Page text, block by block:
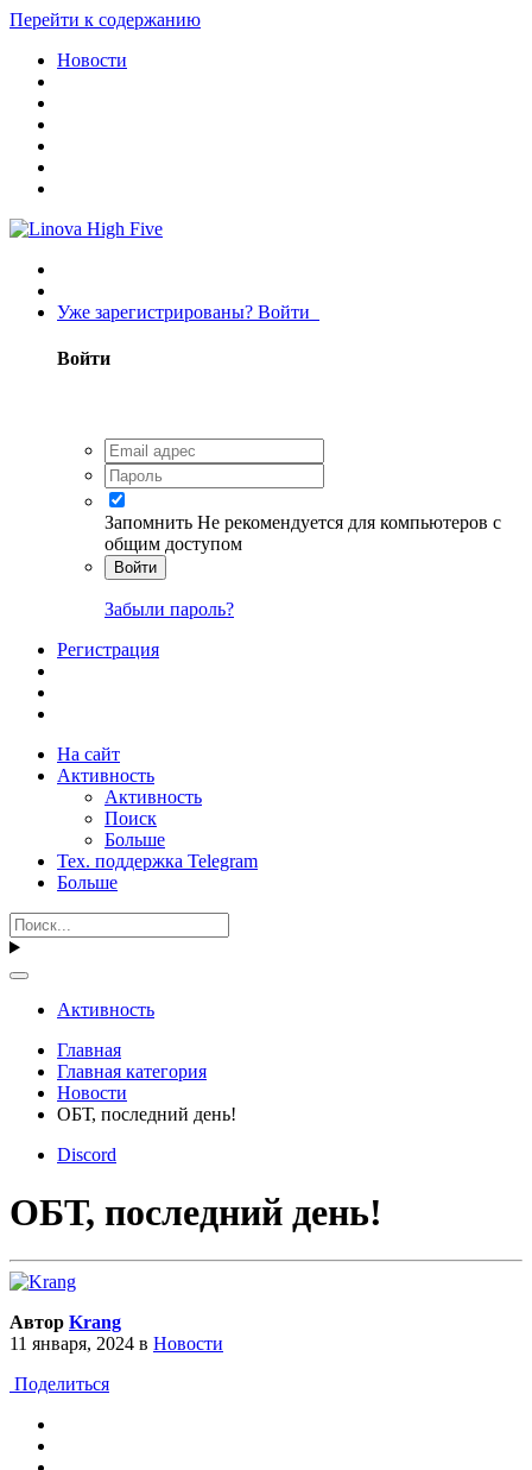
Перейти к содержанию
Новости
Уже зарегистрированы? Войти
Войти
Запомнить Не рекомендуется для компьютеров с
общим доступом
Войти
Забыли пароль?
Регистрация
На сайт
Активность
Активность
Поиск
Больше
Тех. поддержка Telegram
Больше
Активность
Главная
Главная категория
Новости
ОБТ, последний день!
Discord
ОБТ, последний день!
Автор Krang
11 января, 2024 в Новости
Поделиться